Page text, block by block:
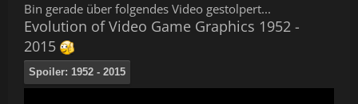
Bin gerade über folgendes Video gestolpert...
Evolution of Video Game Graphics 1952 -
2015
Spoiler: 1952 - 2015